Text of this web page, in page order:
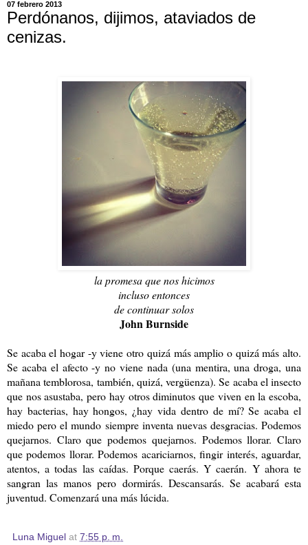
07 febrero 2013
Perdónanos, dijimos, ataviados de
cenizas.
la promesa que nos hicimos
incluso entonces
de continuar solos
John Burnside
Se acaba el hogar -y viene otro quizá más amplio o quizá más alto.
Se acaba el afecto -y no viene nada (una mentira, una droga, una
mañana temblorosa, también, quizá, vergüenza). Se acaba el insecto
que nos asustaba, pero hay otros diminutos que viven en la escoba,
hay bacterias, hay hongos, ¿hay vida dentro de mí? Se acaba el
miedo pero el mundo siempre inventa nuevas desgracias. Podemos
quejarnos. Claro que podemos quejarnos. Podemos llorar. Claro
que podemos llorar. Podemos acariciarnos, fingir interés, aguardar,
atentos, a todas las caídas. Porque caerás. Y caerán. Y ahora te
sangran las manos pero dormirás. Descansarás. Se acabará esta
juventud. Comenzará una más lúcida.
Luna Miguel at 7:55 p. m.